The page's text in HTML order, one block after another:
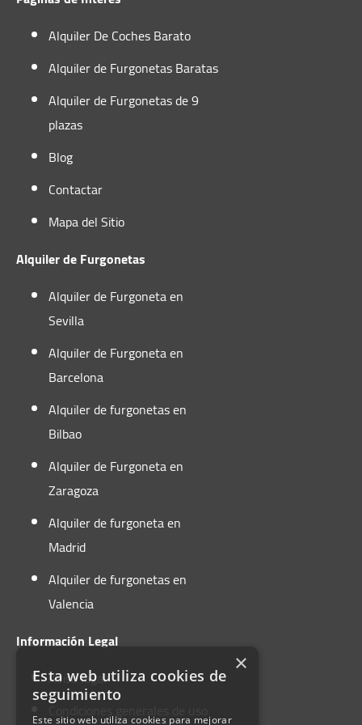
Alquiler De Coches Barato
Alquiler de Furgonetas Baratas
Alquiler de Furgonetas de 9
plazas
Blog
Contactar
Mapa del Sitio
Alquiler de Furgonetas
Alquiler de Furgoneta en
Sevilla
Alquiler de Furgoneta en
Barcelona
Alquiler de furgonetas en
Bilbao
Alquiler de Furgoneta en
Zaragoza
Alquiler de furgoneta en
Madrid
Alquiler de furgonetas en
Valencia
Información Legal
Aviso legal
Condiciones generales de uso
×
Esta web utiliza cookies de
seguimiento
Este sitio web utiliza cookies para mejorar